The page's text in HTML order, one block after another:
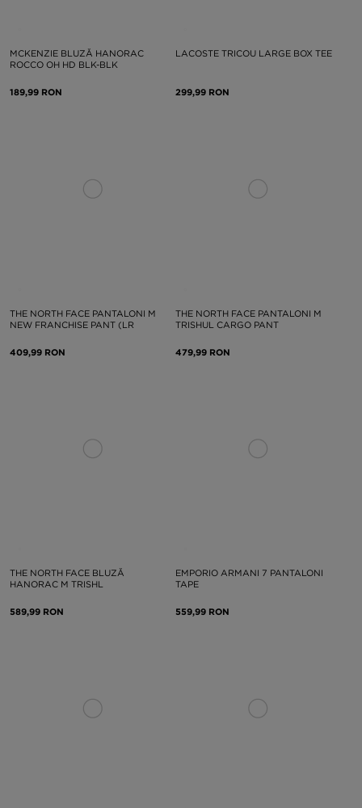
MCKENZIE BLUZĂ HANORAC
ROCCO OH HD BLK-BLK
189,99 RON
LACOSTE TRICOU LARGE BOX TEE
299,99 RON
THE NORTH FACE PANTALONI M
NEW FRANCHISE PANT (LR
409,99 RON
THE NORTH FACE PANTALONI M
TRISHUL CARGO PANT
479,99 RON
THE NORTH FACE BLUZĂ
HANORAC M TRISHL
589,99 RON
EMPORIO ARMANI 7 PANTALONI
TAPE
559,99 RON